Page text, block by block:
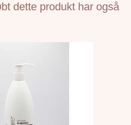
dette produkt har også